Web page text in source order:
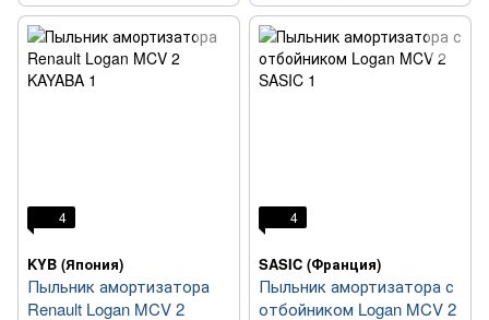
4
KYB (Япония)
Пыльник амортизатора
Renault Logan MCV 2
4
SASIC (Франция)
Пыльник амортизатора с
отбойником Logan MCV 2